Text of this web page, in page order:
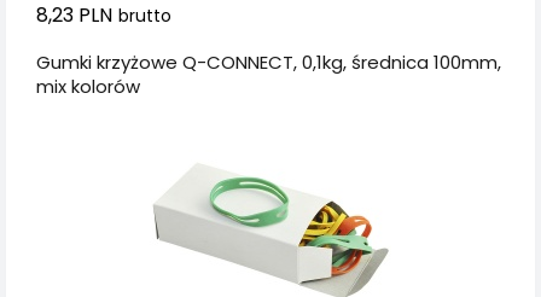
8,23 PLN brutto
Gumki krzyżowe Q-CONNECT, 0,1kg, średnica 100mm,
mix kolorów